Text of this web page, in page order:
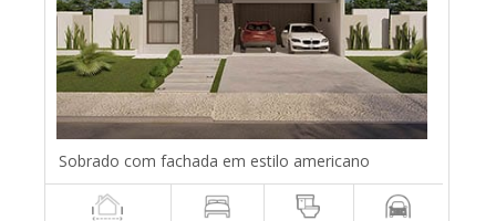
Sobrado com fachada em estilo americano